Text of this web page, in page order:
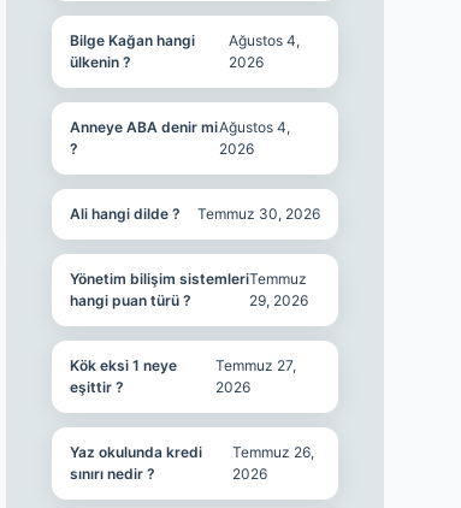
Bilge Kağan hangi
ülkenin ?
Ağustos 4,
2026
Anneye ABA denir mi
?
Ağustos 4,
2026
Ali hangi dilde ? Temmuz 30, 2026
Yönetim bilişim sistemleri
hangi puan türü ?
Temmuz
29, 2026
Kök eksi 1 neye
eşittir ?
Temmuz 27,
2026
Yaz okulunda kredi
sınırı nedir ?
Temmuz 26,
2026